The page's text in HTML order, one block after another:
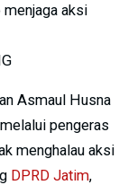
aksi
Asmaul Husna
pengeras
menghalau aksi
DPRD Jatim,